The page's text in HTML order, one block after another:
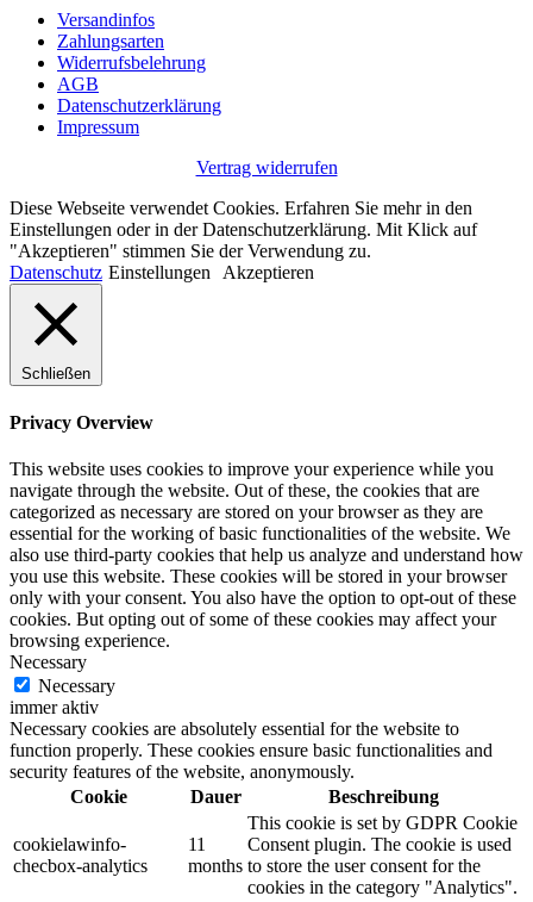
Versandinfos
Zahlungsarten
Widerrufsbelehrung
AGB
Datenschutzerklärung
Impressum
Vertrag widerrufen
Diese Webseite verwendet Cookies. Erfahren Sie mehr in den
Einstellungen oder in der Datenschutzerklärung. Mit Klick auf
"Akzeptieren" stimmen Sie der Verwendung zu.
Datenschutz Einstellungen Akzeptieren
Schließen
Privacy Overview
This website uses cookies to improve your experience while you
navigate through the website. Out of these, the cookies that are
categorized as necessary are stored on your browser as they are
essential for the working of basic functionalities of the website. We
also use third-party cookies that help us analyze and understand how
you use this website. These cookies will be stored in your browser
only with your consent. You also have the option to opt-out of these
cookies. But opting out of some of these cookies may affect your
browsing experience.
Necessary
Necessary
immer aktiv
Necessary cookies are absolutely essential for the website to
function properly. These cookies ensure basic functionalities and
security features of the website, anonymously.
Cookie
Dauer Beschreibung
cookielawinfo-
checbox-analytics
11
months
This cookie is set by GDPR Cookie
Consent plugin. The cookie is used
to store the user consent for the
cookies in the category "Analytics".